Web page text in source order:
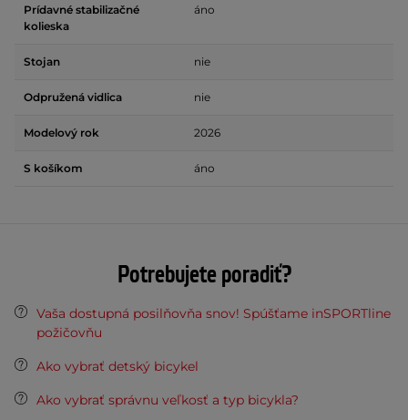
Prídavné stabilizačné
kolieska
áno
Stojan nie
Odpružená vidlica nie
Modelový rok 2026
S košíkom áno
Potrebujete poradiť?
Vaša dostupná posilňovňa snov! Spúšťame inSPORTline
požičovňu
Ako vybrať detský bicykel
Ako vybrať správnu veľkosť a typ bicykla?